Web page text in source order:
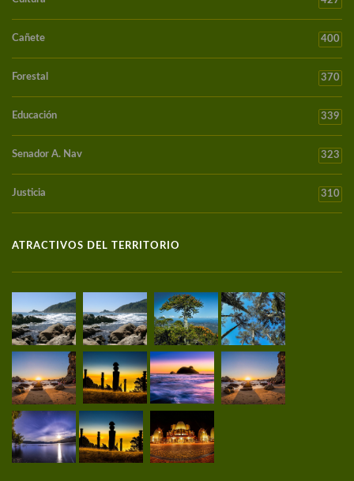
Cañete 400
Forestal 370
Educación 339
Senador A. Nav 323
Justicia 310
ATRACTIVOS DEL TERRITORIO